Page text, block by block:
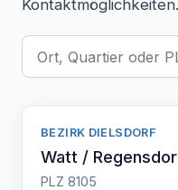
Kontaktmöglichkeiten.
BEZIRK DIELSDORF
Watt /
PLZ 8105